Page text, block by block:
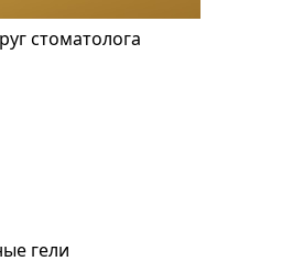
стоматолога
гели